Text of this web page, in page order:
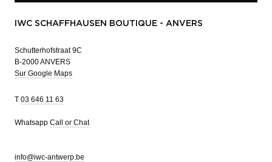
IWC SCHAFFHAUSEN BOUTIQUE - ANVERS
Schutterhofstraat 9C
B-2000 ANVERS
Sur Google Maps
T 03 646 11 63
Whatsapp Call or Chat
info@iwc-antwerp.be